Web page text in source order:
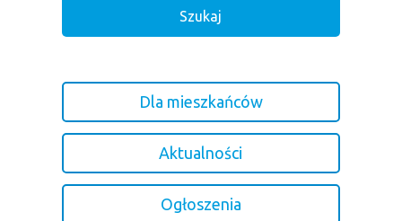
Dla mieszkańców
Aktualności
Ogłoszenia